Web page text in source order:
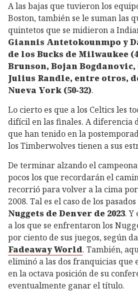
A las bajas que tuvieron los
Boston, también se le suman las
quintetos que se midieron a
Giannis Antetokounmpo y
de los Bucks de Milwaukee
Brunson, Bojan Bogdanovic,
Julius Randle, entre otros,
Nueva York (50-32).
Lo cierto es que a los Celtics les
difícil en las finales. A diferencia
que han tenido en la
los Timberwolves tienen a sus
De terminar alzando el
pocos los que recordarán el
recorrió para volver a la cima
2008. Tal es el caso de los
Nuggets de Denver de 2023. Y
a los que se enfrentaron los
por ciento de sus juegos, según
Fadeaway World. También,
eliminó a las dos franquicias que
en la octava posición de su
eventualmente ganar el título.